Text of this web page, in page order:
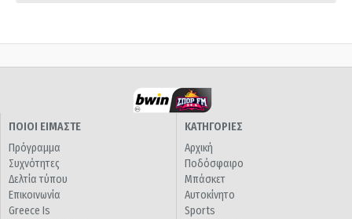
ΠΟΙΟΙ ΕΙΜΑΣΤΕ
Πρόγραμμα
Συχνότητες
Δελτία τύπου
Επικοινωνία
Greece Is
ΚΑΤΗΓΟΡΙΕΣ
Αρχική
Ποδόσφαιρο
Μπάσκετ
Αυτοκίνητο
Sports